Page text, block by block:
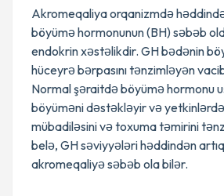
Akromeqaliya orqanizmdə
böyümə hormonunun (BH) səbəb
endokrin xəstəlikdir. GH bədənin
hüceyrə bərpasını tənzimləyən
Normal şəraitdə böyümə hormonu
böyüməni dəstəkləyir və
mübadiləsini və toxuma təmirini
belə, GH səviyyələri həddindən
akromeqaliyə səbəb ola bilər.